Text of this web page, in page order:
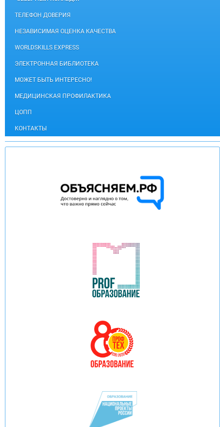
ТЕЛЕФОН ДОВЕРИЯ
НЕЗАВИСИМАЯ ОЦЕНКА КАЧЕСТВА
WORLDSKILLS EXPRESS
ЭЛЕКТРОННАЯ БИБЛИОТЕКА
МОЖЕТ БЫТЬ ИНТЕРЕСНО!
МЕДИЦИНСКАЯ ПРОФИЛАКТИКА
ЦОПП
КОНТАКТЫ